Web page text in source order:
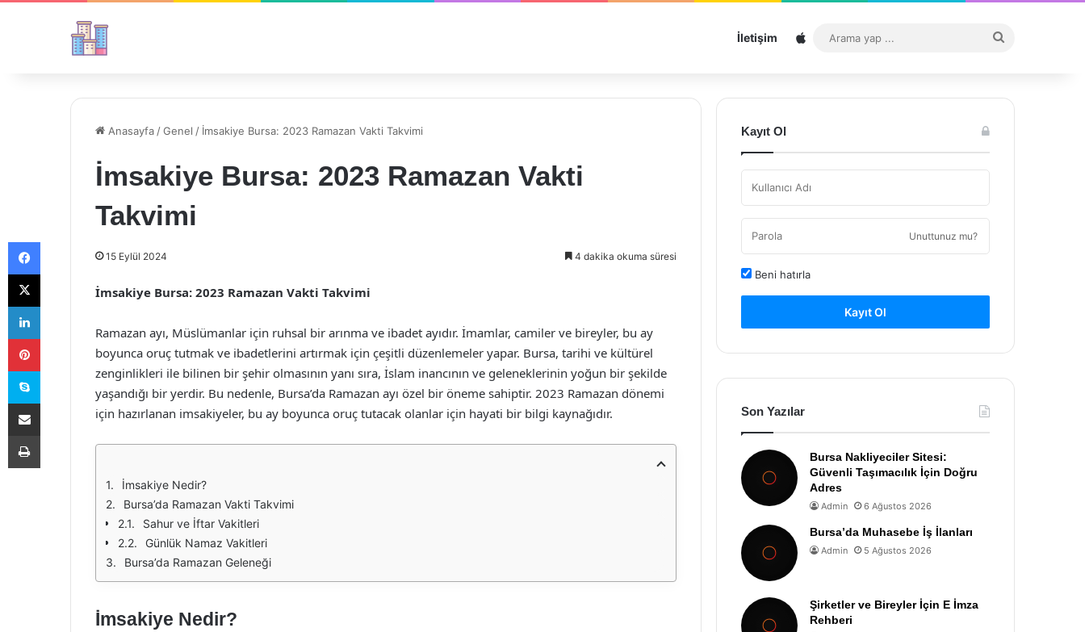
İletişim Sitemap
...
Anasayfa /Genel / İmsakiye Bursa: 2023 Ramazan Vakti Takvimi
İmsakiye Bursa: 2023 Ramazan Vakti
Takvimi
15 Eylül 2024 4 dakika okuma süresi
İmsakiye Bursa: 2023 Ramazan Vakti Takvimi
Ramazan ayı, Müslümanlar için ruhsal bir arınma ve ibadet ayıdır. İmamlar, camiler ve bireyler, bu ay
boyunca oruç tutmak ve ibadetlerini artırmak için çeşitli düzenlemeler yapar. Bursa, tarihi ve kültürel
zenginlikleri ile bilinen bir şehir olmasının yanı sıra, İslam inancının ve geleneklerinin yoğun bir şekilde
yaşandığı bir yerdir. Bu nedenle, Bursa’da Ramazan ayı özel bir öneme sahiptir. 2023 Ramazan dönemi
için hazırlanan imsakiyeler, bu ay boyunca oruç tutacak olanlar için hayati bir bilgi kaynağıdır.
İmsakiye Nedir?
Bursa’da Ramazan Vakti Takvimi
Sahur ve İftar Vakitleri
Günlük Namaz Vakitleri
Bursa’da Ramazan Geleneği
İmsakiye Nedir?
Kayıt Ol
Unuttunuz mu?
Beni hatırla
Kayıt Ol
Son Yazılar
Bursa Nakliyeciler Sitesi:
Güvenli Taşımacılık İçin Doğru
Adres
Admin 6 Ağustos 2026
Bursa’da Muhasebe İş İlanları
Admin 5 Ağustos 2026
Şirketler ve Bireyler İçin E İmza
Rehberi
Facebook
X
LinkedIn
Pinterest
Skype
E-Posta ile paylaş